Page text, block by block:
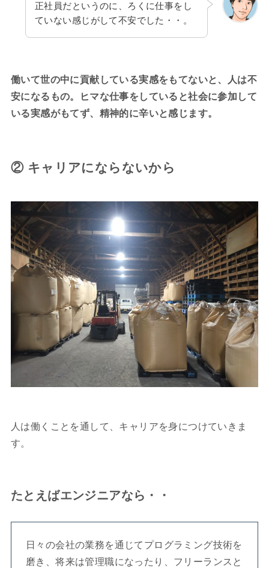
正社員だというのに、ろくに仕事をし
ていない感じがして不安でした・・。
働いて世の中に貢献している実感をもてないと、人は不
安になるもの。ヒマな仕事をしていると社会に参加して
いる実感がもてず、精神的に辛いと感じます。
② キャリアにならないから
人は働くことを通して、キャリアを身につけていきま
す。
たとえばエンジニアなら・・
日々の会社の業務を通じてプログラミング技術を
磨き、将来は管理職になったり、フリーランスと